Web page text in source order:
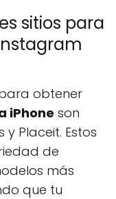
sitios para
obtener
iPhone son
Placeit. Estos
de
más
que tu